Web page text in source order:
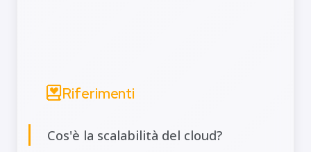
Riferimenti
Cos'è la scalabilità del cloud?